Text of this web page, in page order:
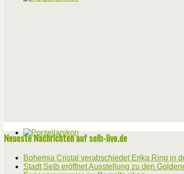
Neueste Nachrichten auf selb-live.de
Bohemia Cristal verabschiedet Erika Ring in
Stadt Selb eröffnet Ausstellung zu den